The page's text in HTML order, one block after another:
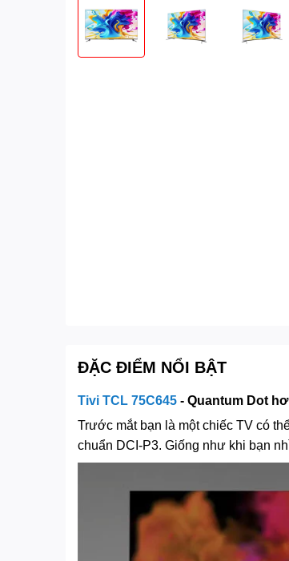
ĐẶC ĐIỂM NỔI BẬT
Tivi TCL 75C645 - Quantum Dot
Trước mắt bạn là một chiếc TV có
chuẩn DCI-P3. Giống như khi bạn